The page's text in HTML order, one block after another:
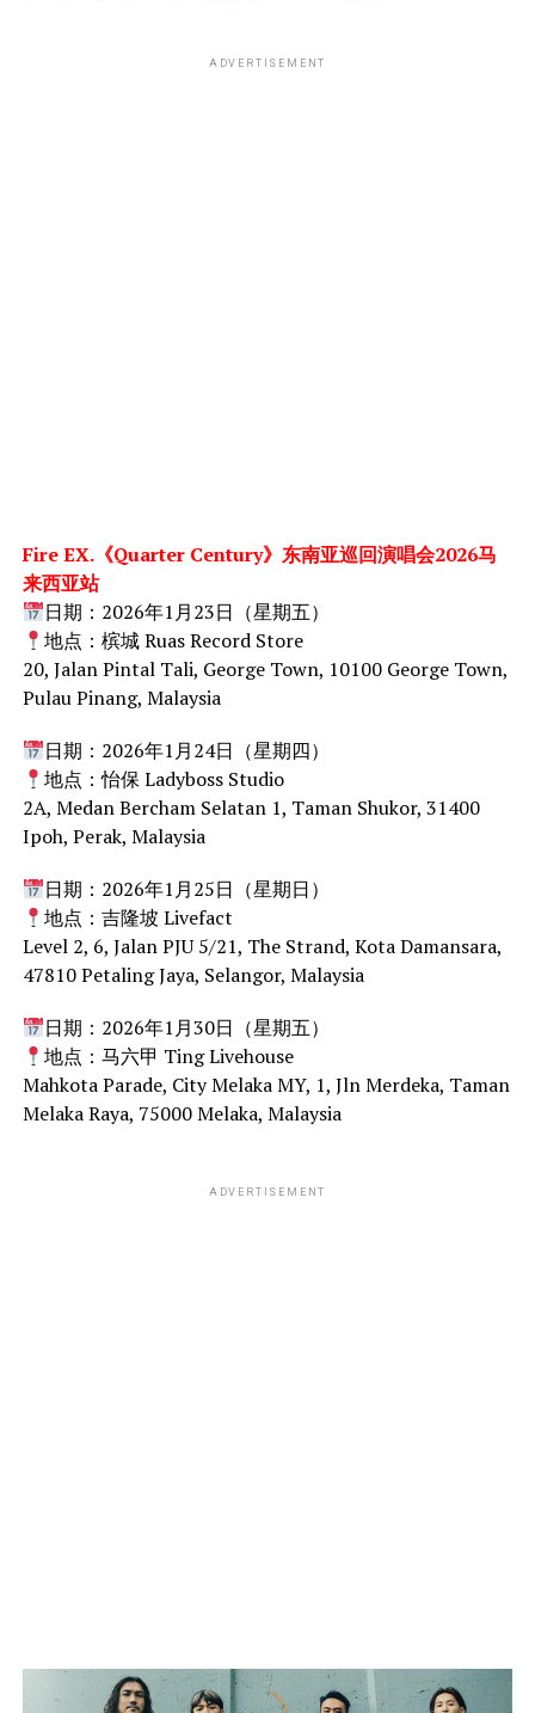
ADVERTISEMENT
Fire EX.《Quarter Century》东南亚巡回演唱会2026马
来西亚站
日期：2026年1月23日（星期五）
地点：槟城 Ruas Record Store
20, Jalan Pintal Tali, George Town, 10100 George Town,
Pulau Pinang, Malaysia
日期：2026年1月24日（星期四）
地点：怡保 Ladyboss Studio
2A, Medan Bercham Selatan 1, Taman Shukor, 31400
Ipoh, Perak, Malaysia
日期：2026年1月25日（星期日）
地点：吉隆坡 Livefact
Level 2, 6, Jalan PJU 5/21, The Strand, Kota Damansara,
47810 Petaling Jaya, Selangor, Malaysia
日期：2026年1月30日（星期五）
地点：马六甲 Ting Livehouse
Mahkota Parade, City Melaka MY, 1, Jln Merdeka, Taman
Melaka Raya, 75000 Melaka, Malaysia
ADVERTISEMENT